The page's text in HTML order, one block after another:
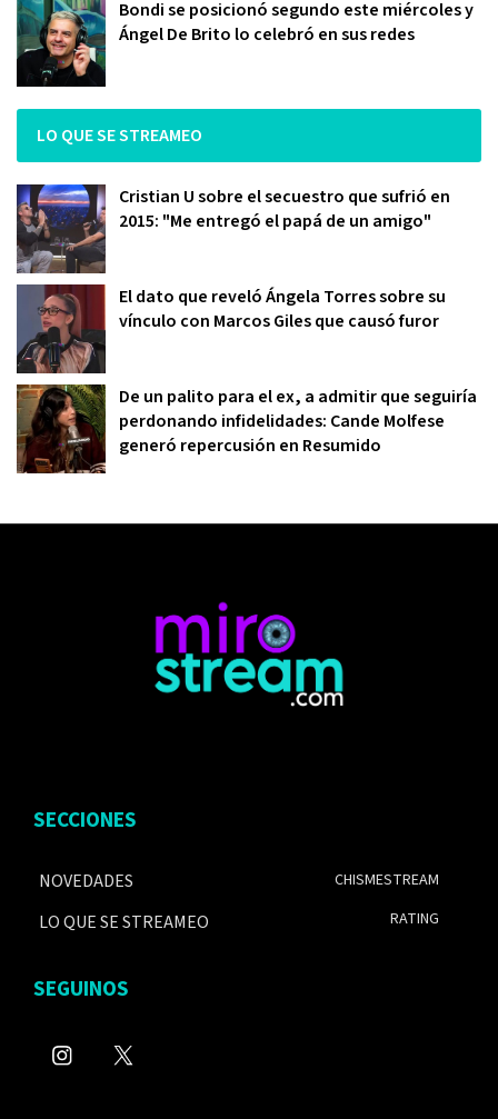
Bondi se posicionó segundo este miércoles y
Ángel De Brito lo celebró en sus redes
LO QUE SE STREAMEO
Cristian U sobre el secuestro que sufrió en
2015: "Me entregó el papá de un amigo"
El dato que reveló Ángela Torres sobre su
vínculo con Marcos Giles que causó furor
De un palito para el ex, a admitir que seguiría
perdonando infidelidades: Cande Molfese
generó repercusión en Resumido
SECCIONES
NOVEDADES
LO QUE SE STREAMEO
CHISMESTREAM
RATING
SEGUINOS